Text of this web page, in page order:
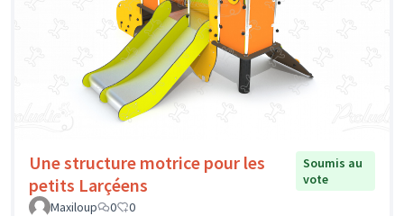
Une structure motrice pour les
petits Larçéens
Soumis au
vote
Maxiloup
0 0